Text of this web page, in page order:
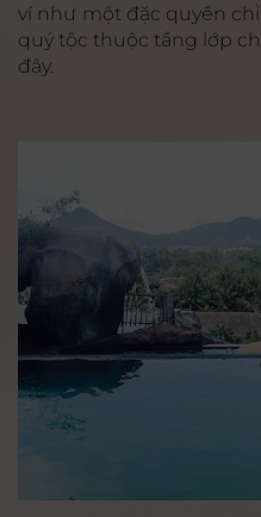
ví như một đặc quyền
quý tộc thuộc tầng lớp
đây.